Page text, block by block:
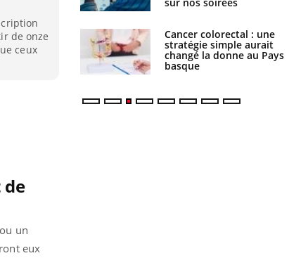
de onze
ceux
un
eux
à risque : ce jus
l'attention
Cancer colorectal : une
stratégie simple aurait
changé la donne au Pays
basque